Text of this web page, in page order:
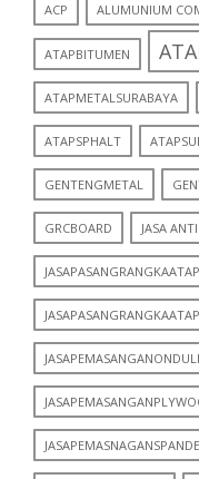
ACP ALUMUNIUM
ATAPBITUMEN
ATAPMETALSURABAYA
ATAPSPHALT
GENTENGMETAL
GRCBOARD JASA